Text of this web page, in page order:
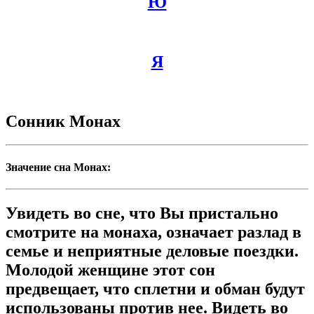
Я
Сонник Монах
Значение сна Монах:
Увидеть во сне, что Вы пристально
смотрите на монаха, означает разлад в
семье и неприятные деловые поездки.
Молодой женщине этот сон
предвещает, что сплетни и обман будут
использованы против нее. Видеть во